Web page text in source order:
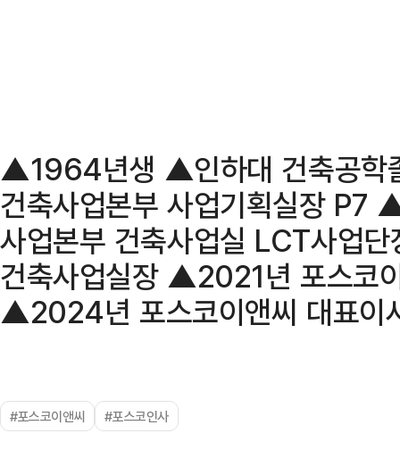
▲1964년생 ▲인하대 건축공학
건축사업본부 사업기획실장 P7
사업본부 건축사업실 LCT사업
건축사업실장 ▲2021년 포스코
▲2024년 포스코이앤씨 대표이
#포스코이앤씨 #포스코인사